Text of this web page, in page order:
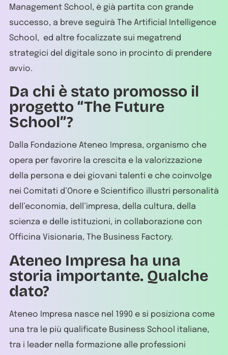
Management School, è già partita con grande
successo, a breve seguirà The Artificial Intelligence
School, ed altre focalizzate sui megatrend
strategici del digitale sono in procinto di prendere
avvio.
Da chi è stato promosso il
progetto “The Future
School”?
Dalla Fondazione Ateneo Impresa, organismo che
opera per favorire la crescita e la valorizzazione
della persona e dei giovani talenti e che coinvolge
nei Comitati d’Onore e Scientifico illustri personalità
dell’economia, dell’impresa, della cultura, della
scienza e delle istituzioni, in collaborazione con
Officina Visionaria, The Business Factory.
Ateneo Impresa ha una
storia importante. Qualche
dato?
Ateneo Impresa nasce nel 1990 e si posiziona come
una tra le più qualificate Business School italiane,
tra i leader nella formazione alle professioni